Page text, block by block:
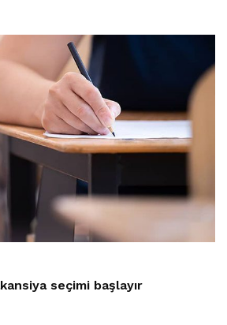
seçimi başlayır